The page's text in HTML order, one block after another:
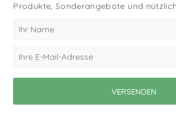
Produkte, Sonderangebote und